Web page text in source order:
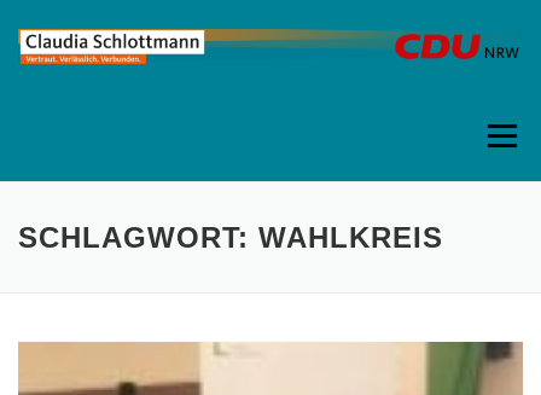
zum
Inhalt
Menü
SCHLAGWORT: WAHLKREIS